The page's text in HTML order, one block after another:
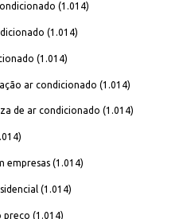
(1.014)
(1.014)
(1.014)
ar condicionado (1.014)
de ar condicionado (1.014)
empresas (1.014)
(1.014)
preço (1.014)